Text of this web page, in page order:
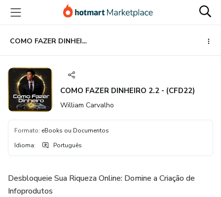
para
conteúdo
principal
para
pagamento
para
rodapé
COMO FAZER DINHEIRO 2.2 - (CFD22)
COMO FAZER DINHEIRO 2.2 - (CFD22)
William Carvalho
Formato: eBooks ou Documentos
Idioma: Português
Desbloqueie Sua Riqueza Online: Domine a Criação de
Infoprodutos